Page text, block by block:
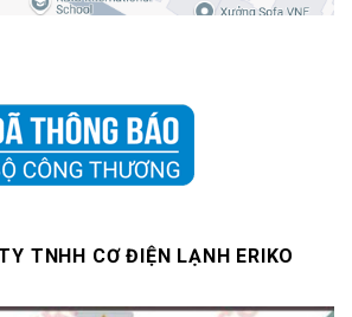
TNHH CƠ ĐIỆN LẠNH ERIKO